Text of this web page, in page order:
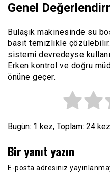
Genel
Bulaşık makinesinde su
basit temizlikle
sistemi devredeyse
Erken kontrol ve doğru
önüne geçer.
Bugün: 1 kez, Toplam: 24
Bir yanıt yazın
E-posta adresiniz